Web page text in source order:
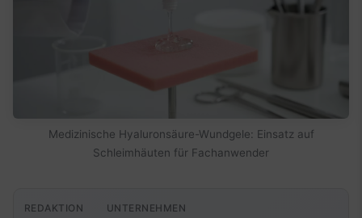
Medizinische Hyaluronsäure-Wundgele: Einsatz auf
Schleimhäuten für Fachanwender
REDAKTION UNTERNEHMEN